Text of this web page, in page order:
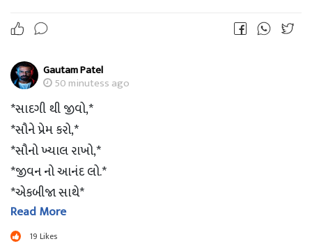
??Good Morning ??
??jsk??
Gautam Patel
50 minutess ago
*સાદગી થી જીવો,*
*સૌને પ્રેમ કરો,*
*સૌનો ખ્યાલ રાખો,*
*જીવન નો આનંદ લો.*
*એકબીજા સાથે*
*જોડાયેલા રહો.*
*આ જ સાચું જીવન છે.*
Read More
19 Likes